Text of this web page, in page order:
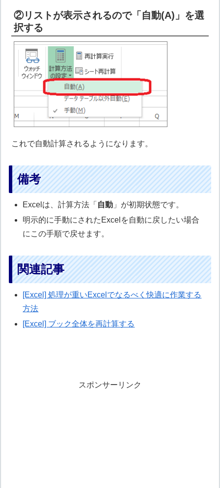
②リストが表示されるので「自動(A)」を選
択する
これで自動計算されるようになります。
備考
Excelは、計算方法「 自動 」が初期状態です。
明示的に手動にされたExcelを自動に戻したい場合
にこの手順で戻せます。
関連記事
[Excel] 処理が重いExcelでなるべく快適に作業する
方法
[Excel] ブック全体を再計算する
スポンサーリンク